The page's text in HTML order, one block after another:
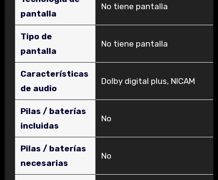
pantalla
‎No tiene pantalla
Tipo de
pantalla
‎No tiene pantalla
Características
de audio
‎Dolby digital plus, NICAM
Pilas / baterías
incluidas
‎No
Pilas / baterías
necesarias
‎No